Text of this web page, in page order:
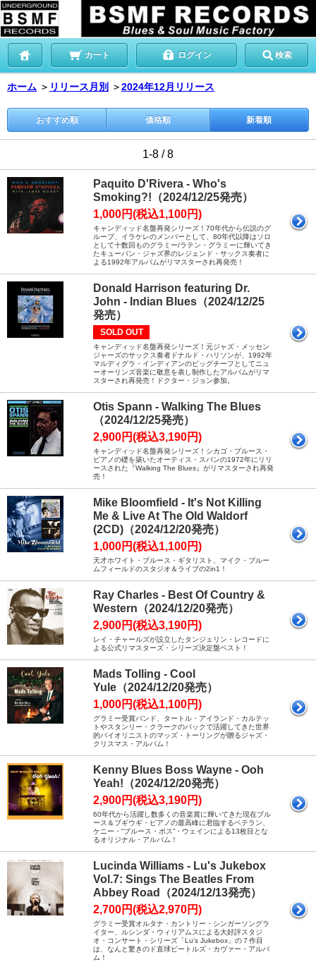
カート ログイン 検索
ホーム ＞ リリース月別 ＞2024年12月リリース
おすすめ順 価格順 新着順
1-8 / 8
Paquito D'Rivera - Who's
Smoking?!（2024/12/25発売）
1,000円(税込1,100円)
キャンディッド名盤再発シリーズ！70年代から伝説のグ
ループ、イラケレのメンバーとして、80年代以降はソロ
として十数回ものグラミー/ラテン・グラミーに輝いてき
たキューバン・ジャズ界のレジェンド・サックス奏者に
よる1992年アルバムがリマスターされ再発売！
Donald Harrison featuring Dr.
John - Indian Blues（2024/12/25
発売）
SOLD OUT
キャンディッド名盤再発シリーズ！元ジャズ・メッセン
ジャーズのサックス奏者ドナルド・ハリソンが、1992年
マルディグラ・インディアンのビッグチーフとしてニュ
ーオーリンズ音楽に敬意を表し制作したアルバムがリマ
スターされ再発売！ドクター・ジョン参加。
Otis Spann - Walking The Blues
（2024/12/25発売）
2,900円(税込3,190円)
キャンディッド名盤再発シリーズ！シカゴ・ブルース・
ピアノの礎を築いたオーティス・スパンの1972年にリリ
ースされた『Walking The Blues』がリマスターされ再発
売！
Mike Bloomfield - It's Not Killing
Me & Live At The Old Waldorf
(2CD)（2024/12/20発売）
1,000円(税込1,100円)
天才ホワイト・ブルース・ギタリスト、マイク・ブルー
ムフィールドのスタジオ＆ライブの2in1！
Ray Charles - Best Of Country &
Western（2024/12/20発売）
2,900円(税込3,190円)
レイ・チャールズが設立したタンジェリン・レコードに
よる公式リマスターズ・シリーズ決定盤ベスト！
Mads Tolling - Cool
Yule（2024/12/20発売）
1,000円(税込1,100円)
グラミー受賞バンド、タートル・アイランド・カルテッ
トやスタンリー・クラークのバックで活躍してきた世界
的バイオリニストのマッズ・トーリングが贈るジャズ・
クリスマス・アルバム！
Kenny Blues Boss Wayne - Ooh
Yeah!（2024/12/20発売）
2,900円(税込3,190円)
60年代から活躍し数多くの音楽賞に輝いてきた現在ブル
ース＆ブギウギ・ピアノの最高峰に君臨するベテラン、
ケニー・“ブルース・ボス”・ウェインによる13枚目とな
るオリジナル・アルバム！
Lucinda Williams - Lu's Jukebox
Vol.7: Sings The Beatles From
Abbey Road（2024/12/13発売）
2,700円(税込2,970円)
グラミー受賞オルタナ・カントリー・シンガーソングラ
イター、ルシンダ・ウィリアムスによる大好評スタジ
オ・コンサート・シリーズ「Lu's Jukebox」の７作目
は、なんと驚きのド直球ビートルズ・カヴァー・アルバ
ム！